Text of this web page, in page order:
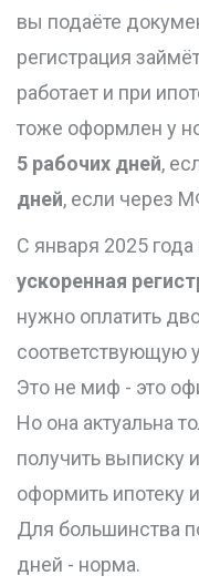
вы подаёте
регистрация
работает и при
тоже оформлен у
5 рабочих дней,
дней, если через
С января 2025
ускоренная
нужно оплатить
соответствующую
Это не миф - это
Но она актуальна
получить выписку
оформить ипотеку
Для большинства
дней - норма.